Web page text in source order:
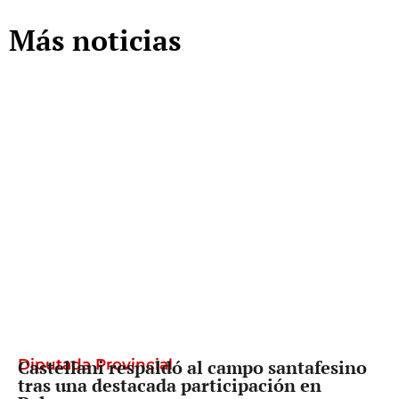
Más noticias
Diputada Provincial
Castellani respaldó al campo santafesino
tras una destacada participación en